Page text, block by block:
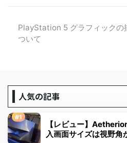
PlayStation 5 グラフィックの
ついて
人気の記事
【レビュー】
入画面サイズは視野角